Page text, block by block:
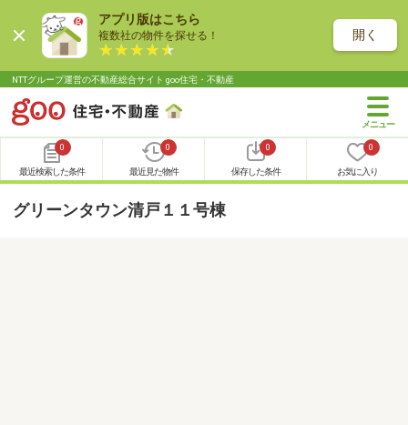
アプリ版はこちら
複数社の物件を探せる！ 開く
NTTグループ運営の不動産総合サイト goo住宅・不動産
0
最近検索した条件
0
最近見た物件
0
保存した条件
0
お気に入り
グリーンタウン清戸１１号棟